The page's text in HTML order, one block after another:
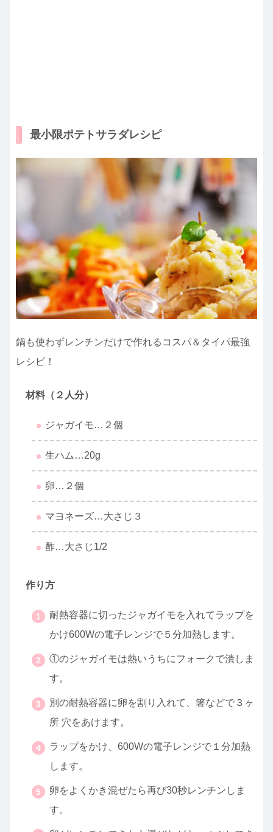
最小限ポテトサラダレシピ
鍋も使わずレンチンだけで作れるコスパ＆タイパ最強
レシピ！
材料（２人分）
ジャガイモ…２個
生ハム…20g
卵…２個
マヨネーズ…大さじ３
酢…大さじ1/2
作り方
耐熱容器に切ったジャガイモを入れてラップを
かけ600Wの電子レンジで５分加熱します。
①のジャガイモは熱いうちにフォークで潰しま
す。
別の耐熱容器に卵を割り入れて、箸などで３ヶ
所 穴をあけます。
ラップをかけ、600Wの電子レンジで１分加熱
します。
卵をよくかき混ぜたら再び30秒レンチンしま
す。